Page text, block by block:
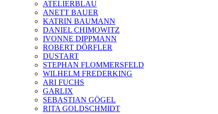
ATELIERBLAU
ANETT BAUER
KATRIN BAUMANN
DANIEL CHIMOWITZ
IVONNE DIPPMANN
ROBERT DÖRFLER
DUSTART
STEPHAN FLOMMERSFELD
WILHELM FREDERKING
ARI FUCHS
GARLIX
SEBASTIAN GÖGEL
RITA GOLDSCHMIDT